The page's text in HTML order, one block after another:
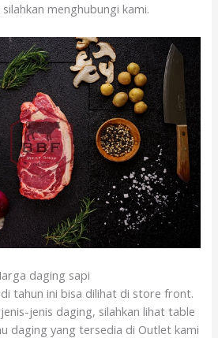
menghubungi kami.
daging sapi
tahun ini bisa dilihat di store front.
jenis daging, silahkan lihat table
daging yang tersedia di Outlet kami